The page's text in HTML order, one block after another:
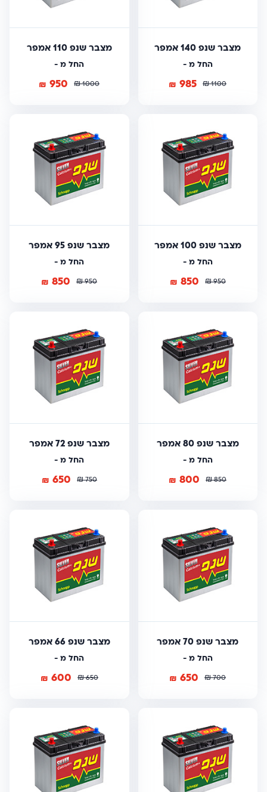
מצבר שנפ 140 אמפר
החל מ -
1100
₪
985
₪
מצבר שנפ 110 אמפר
החל מ -
1000
₪
950
₪
מצבר שנפ 100 אמפר
החל מ -
950
₪
850
₪
מצבר שנפ 95 אמפר
החל מ -
950
₪
850
₪
מצבר שנפ 80 אמפר
החל מ -
850
₪
800
₪
מצבר שנפ 72 אמפר
החל מ -
750
₪
650
₪
מצבר שנפ 70 אמפר
החל מ -
700
₪
650
₪
מצבר שנפ 66 אמפר
החל מ -
650
₪
600
₪